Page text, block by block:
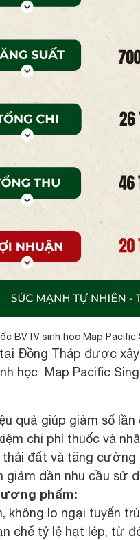
BVTV sinh học Map Pacific
Đồng Tháp được
học Map Pacific
quả giúp giảm số
chi phí thuốc và
đất và tăng cường
dần nhu cầu sử
phẩm:
không lo ngại tuyến
chế tỷ lệ hạt lép, từ